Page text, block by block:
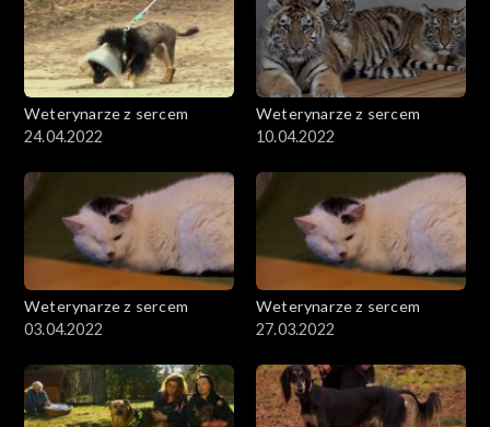
Weterynarze z sercem
24.04.2022
Weterynarze z sercem
10.04.2022
Weterynarze z sercem
03.04.2022
Weterynarze z sercem
27.03.2022